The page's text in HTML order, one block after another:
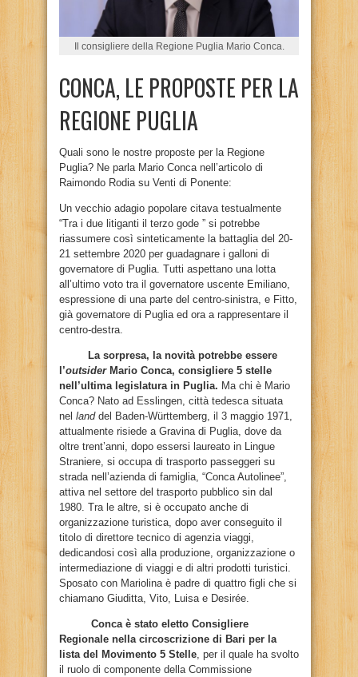
Il consigliere della Regione Puglia Mario Conca.
CONCA, LE PROPOSTE PER LA
REGIONE PUGLIA
Quali sono le nostre proposte per la Regione
Puglia? Ne parla Mario Conca nell’articolo di
Raimondo Rodia su Venti di Ponente:
Un vecchio adagio popolare citava testualmente
“Tra i due litiganti il terzo gode ” si potrebbe
riassumere così sinteticamente la battaglia del 20-
21 settembre 2020 per guadagnare i galloni di
governatore di Puglia. Tutti aspettano una lotta
all’ultimo voto tra il governatore uscente Emiliano,
espressione di una parte del centro-sinistra, e Fitto,
già governatore di Puglia ed ora a rappresentare il
centro-destra.
La sorpresa, la novità potrebbe essere
l’outsiderMario Conca, consigliere 5 stelle
nell’ultima legislatura in Puglia. Ma chi è Mario
Conca? Nato ad Esslingen, città tedesca situata
nel landdel Baden-Württemberg, il 3 maggio 1971,
attualmente risiede a Gravina di Puglia, dove da
oltre trent’anni, dopo essersi laureato in Lingue
Straniere, si occupa di trasporto passeggeri su
strada nell’azienda di famiglia, “Conca Autolinee”,
attiva nel settore del trasporto pubblico sin dal
1980. Tra le altre, si è occupato anche di
organizzazione turistica, dopo aver conseguito il
titolo di direttore tecnico di agenzia viaggi,
dedicandosi così alla produzione, organizzazione o
intermediazione di viaggi e di altri prodotti turistici.
Sposato con Mariolina è padre di quattro figli che si
chiamano Giuditta, Vito, Luisa e Desirée.
Conca è stato eletto Consigliere
Regionale nella circoscrizione di Bari per la
lista del Movimento 5 Stelle , per il quale ha svolto
il ruolo di componente della Commissione